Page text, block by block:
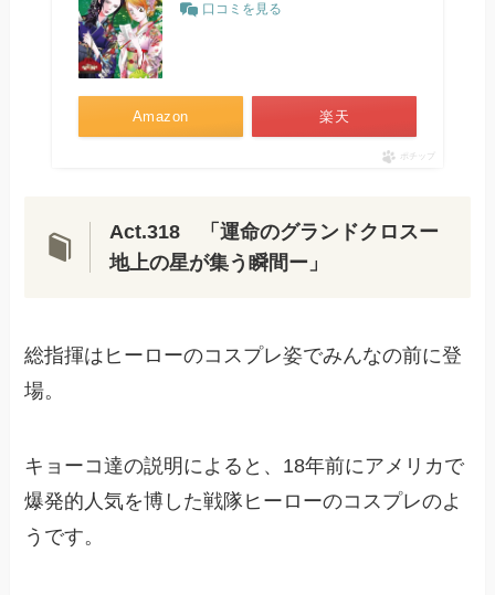
口コミを見る
Amazon 楽天
ポチップ
Act.318 「運命のグランドクロスー
地上の星が集う瞬間ー」
総指揮はヒーローのコスプレ姿でみんなの前に登
場。
キョーコ達の説明によると、18年前にアメリカで
爆発的人気を博した戦隊ヒーローのコスプレのよ
うです。